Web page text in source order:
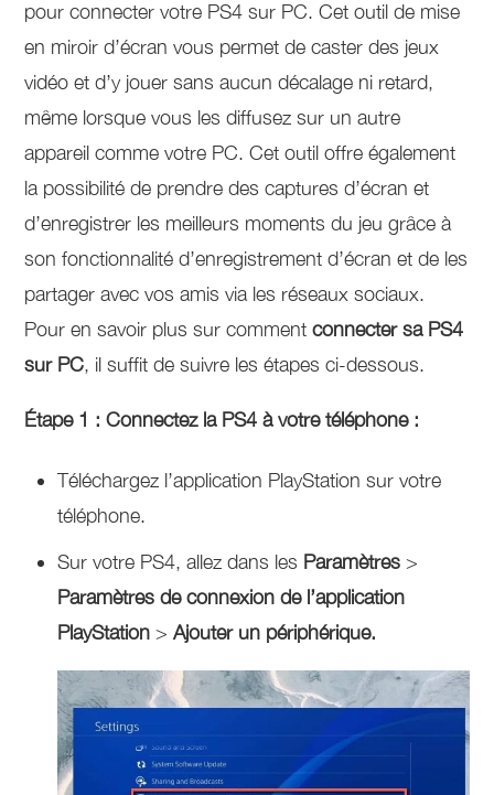
pour connecter votre PS4 sur PC. Cet outil de mise
en miroir d’écran vous permet de caster des jeux
vidéo et d’y jouer sans aucun décalage ni retard,
même lorsque vous les diffusez sur un autre
appareil comme votre PC. Cet outil offre également
la possibilité de prendre des captures d’écran et
d’enregistrer les meilleurs moments du jeu grâce à
son fonctionnalité d’enregistrement d’écran et de les
partager avec vos amis via les réseaux sociaux.
Pour en savoir plus sur commentconnecter sa PS4
sur PC, il suffit de suivre les étapes ci-dessous.
Étape 1 : Connectez la PS4 à votre téléphone :
Téléchargez l’application PlayStation sur votre
téléphone.
Sur votre PS4, allez dans les Paramètres >
Paramètres de connexion de l’application
PlayStation >Ajouter un périphérique.